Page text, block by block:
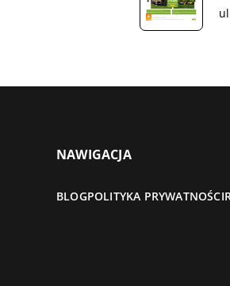
NAWIGACJA
BLOGPOLITYKA PRYWATNOŚCI